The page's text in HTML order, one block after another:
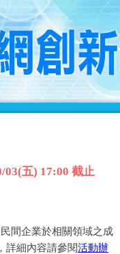
03(五) 17:00 截止
間企業於相關領域之成
詳細內容請參閱活動辦